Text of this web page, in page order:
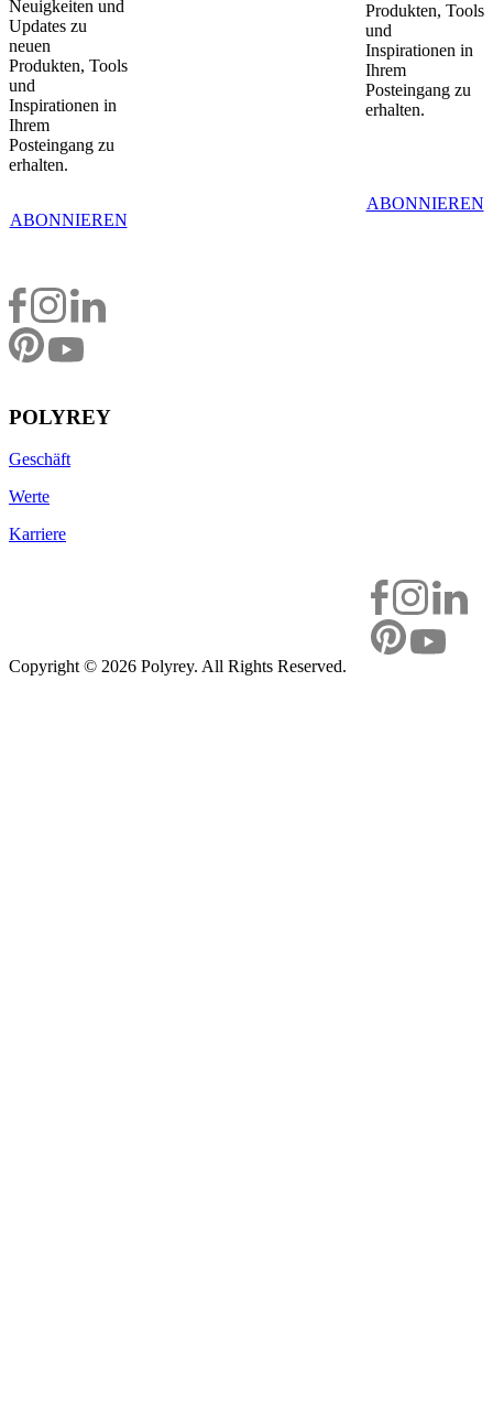
Neuigkeiten und
Updates zu
neuen
Produkten, Tools
und
Inspirationen in
Ihrem
Posteingang zu
erhalten.
ABONNIEREN
POLYREY
Geschäft
Werte
Karriere
Produkten, Tools
und
Inspirationen in
Ihrem
Posteingang zu
erhalten.
ABONNIEREN
Copyright © 2026 Polyrey. All Rights Reserved.